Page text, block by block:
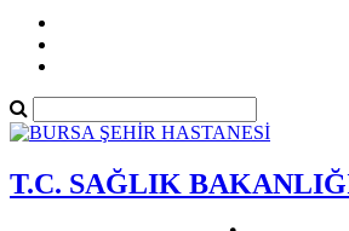
T.C. SAĞLIK